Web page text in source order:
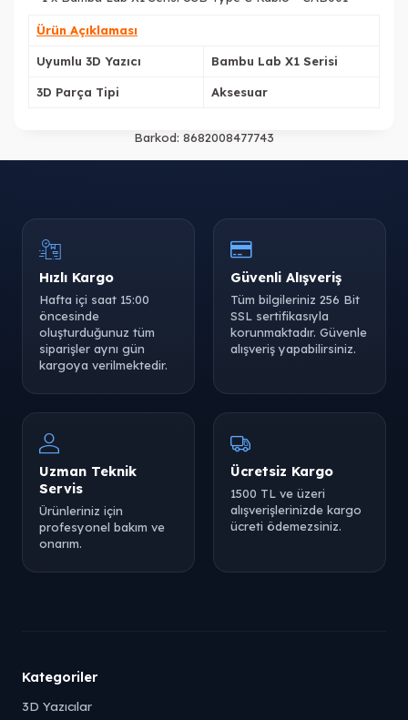
Ürün Açıklaması
Uyumlu 3D Yazıcı Bambu Lab X1 Serisi
3D Parça Tipi Aksesuar
Barkod: 8682008477743
Hızlı Kargo
Hafta içi saat 15:00
öncesinde
oluşturduğunuz tüm
siparişler aynı gün
kargoya verilmektedir.
Güvenli Alışveriş
Tüm bilgileriniz 256 Bit
SSL sertifikasıyla
korunmaktadır. Güvenle
alışveriş yapabilirsiniz.
Uzman Teknik
Servis
Ürünleriniz için
profesyonel bakım ve
onarım.
Ücretsiz Kargo
1500 TL ve üzeri
alışverişlerinizde kargo
ücreti ödemezsiniz.
Kategoriler
3D Yazıcılar